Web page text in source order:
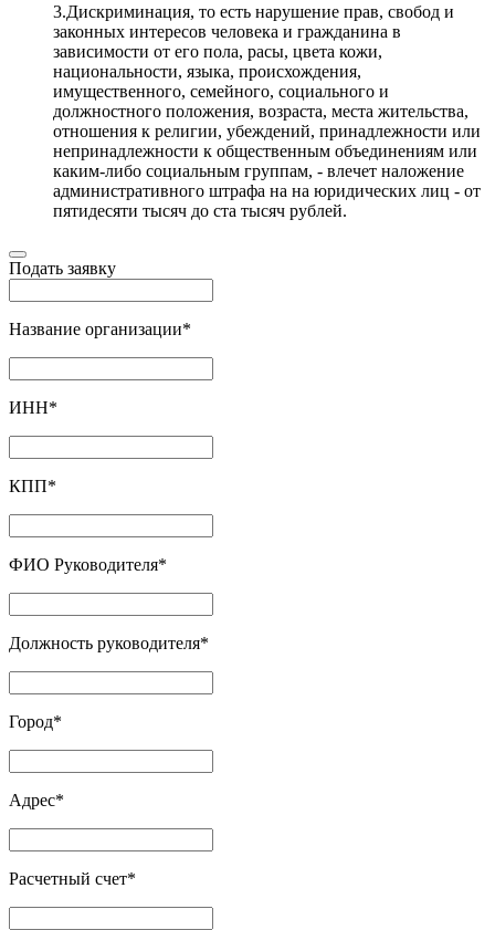
3.Дискриминация, то есть нарушение прав, свобод и
законных интересов человека и гражданина в
зависимости от его пола, расы, цвета кожи,
национальности, языка, происхождения,
имущественного, семейного, социального и
должностного положения, возраста, места жительства,
отношения к религии, убеждений, принадлежности или
непринадлежности к общественным объединениям или
каким-либо социальным группам, - влечет наложение
административного штрафа на на юридических лиц - от
пятидесяти тысяч до ста тысяч рублей.
Подать заявку
Название организации*
ИНН*
КПП*
ФИО Руководителя*
Должность руководителя*
Город*
Адрес*
Расчетный счет*